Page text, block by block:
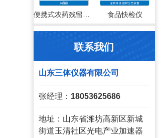
食品快检仪
联系我们
山东三体仪器有限公司
张经理： 18053625686
地址：山东省潍坊高新区新城
街道玉清社区光电产业加速器